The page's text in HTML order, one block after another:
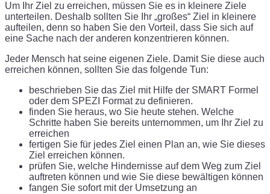
Um Ihr Ziel zu erreichen, müssen Sie es in kleinere Ziele
unterteilen. Deshalb sollten Sie Ihr „großes“ Ziel in kleinere
aufteilen, denn so haben Sie den Vorteil, dass Sie sich auf
eine Sache nach der anderen konzentrieren können.
Jeder Mensch hat seine eigenen Ziele. Damit Sie diese auch
erreichen können, sollten Sie das folgende Tun:
beschrieben Sie das Ziel mit Hilfe der SMART Formel
oder dem SPEZI Format zu definieren.
finden Sie heraus, wo Sie heute stehen. Welche
Schritte haben Sie bereits unternommen, um Ihr Ziel zu
erreichen
fertigen Sie für jedes Ziel einen Plan an, wie Sie dieses
Ziel erreichen können.
prüfen Sie, welche Hindernisse auf dem Weg zum Ziel
auftreten können und wie Sie diese bewältigen können
fangen Sie sofort mit der Umsetzung an